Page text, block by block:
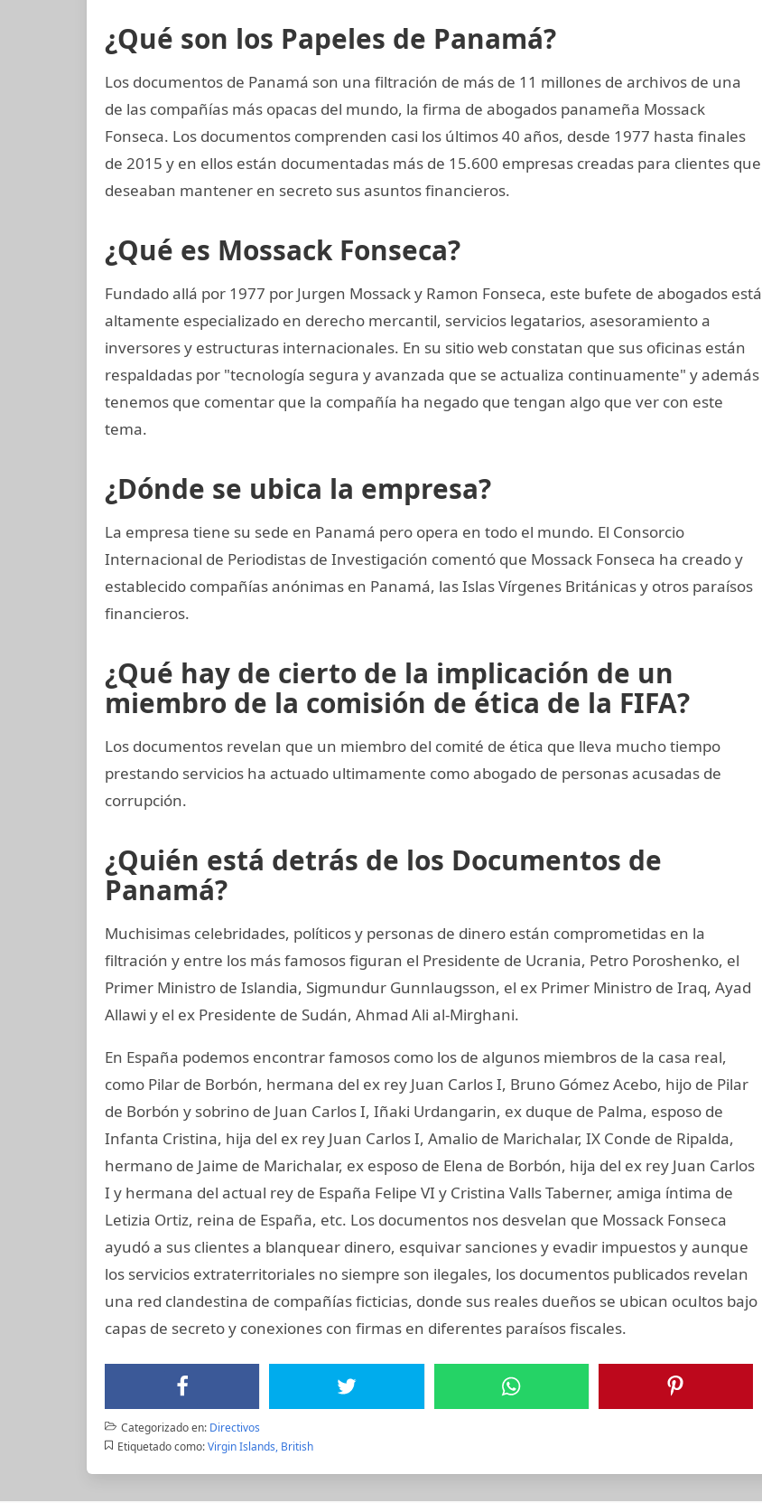
¿Qué son los Papeles de Panamá?
Los documentos de Panamá son una filtración de más de 11 millones de archivos de una
de las compañías más opacas del mundo, la firma de abogados panameña Mossack
Fonseca. Los documentos comprenden casi los últimos 40 años, desde 1977 hasta finales
de 2015 y en ellos están documentadas más de 15.600 empresas creadas para clientes que
deseaban mantener en secreto sus asuntos financieros.
¿Qué es Mossack Fonseca?
Fundado allá por 1977 por Jurgen Mossack y Ramon Fonseca, este bufete de abogados está
altamente especializado en derecho mercantil, servicios legatarios, asesoramiento a
inversores y estructuras internacionales. En su sitio web constatan que sus oficinas están
respaldadas por "tecnología segura y avanzada que se actualiza continuamente" y además
tenemos que comentar que la compañía ha negado que tengan algo que ver con este
tema.
¿Dónde se ubica la empresa?
La empresa tiene su sede en Panamá pero opera en todo el mundo. El Consorcio
Internacional de Periodistas de Investigación comentó que Mossack Fonseca ha creado y
establecido compañías anónimas en Panamá, las Islas Vírgenes Británicas y otros paraísos
financieros.
¿Qué hay de cierto de la implicación de un
miembro de la comisión de ética de la FIFA?
Los documentos revelan que un miembro del comité de ética que lleva mucho tiempo
prestando servicios ha actuado ultimamente como abogado de personas acusadas de
corrupción.
¿Quién está detrás de los Documentos de
Panamá?
Muchisimas celebridades, políticos y personas de dinero están comprometidas en la
filtración y entre los más famosos figuran el Presidente de Ucrania, Petro Poroshenko, el
Primer Ministro de Islandia, Sigmundur Gunnlaugsson, el ex Primer Ministro de Iraq, Ayad
Allawi y el ex Presidente de Sudán, Ahmad Ali al-Mirghani.
En España podemos encontrar famosos como los de algunos miembros de la casa real,
como Pilar de Borbón, hermana del ex rey Juan Carlos I, Bruno Gómez Acebo, hijo de Pilar
de Borbón y sobrino de Juan Carlos I, Iñaki Urdangarin, ex duque de Palma, esposo de
Infanta Cristina, hija del ex rey Juan Carlos I, Amalio de Marichalar, IX Conde de Ripalda,
hermano de Jaime de Marichalar, ex esposo de Elena de Borbón, hija del ex rey Juan Carlos
I y hermana del actual rey de España Felipe VI y Cristina Valls Taberner, amiga íntima de
Letizia Ortiz, reina de España, etc. Los documentos nos desvelan que Mossack Fonseca
ayudó a sus clientes a blanquear dinero, esquivar sanciones y evadir impuestos y aunque
los servicios extraterritoriales no siempre son ilegales, los documentos publicados revelan
una red clandestina de compañías ficticias, donde sus reales dueños se ubican ocultos bajo
capas de secreto y conexiones con firmas en diferentes paraísos fiscales.
Categorizado en: Directivos
Etiquetado como: Virgin Islands, British